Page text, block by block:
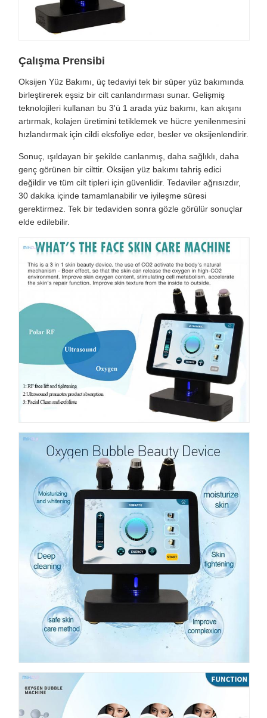
Çalışma Prensibi
Oksijen Yüz Bakımı, üç tedaviyi tek bir süper yüz bakımında
birleştirerek eşsiz bir cilt canlandırması sunar. Gelişmiş
teknolojileri kullanan bu 3'ü 1 arada yüz bakımı, kan akışını
artırmak, kolajen üretimini tetiklemek ve hücre yenilenmesini
hızlandırmak için cildi eksfoliye eder, besler ve oksijenlendirir.
Sonuç, ışıldayan bir şekilde canlanmış, daha sağlıklı, daha
genç görünen bir cilttir. Oksijen yüz bakımı tahriş edici
değildir ve tüm cilt tipleri için güvenlidir. Tedaviler ağrısızdır,
30 dakika içinde tamamlanabilir ve iyileşme süresi
gerektirmez. Tek bir tedaviden sonra gözle görülür sonuçlar
elde edilebilir.